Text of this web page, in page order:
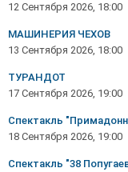
12 Сентября 2026, 18:00
МАШИНЕРИЯ ЧЕХОВ
13 Сентября 2026, 18:00
ТУРАНДОТ
17 Сентября 2026, 19:00
Спектакль
18 Сентября 2026, 19:00
Спектакль "38